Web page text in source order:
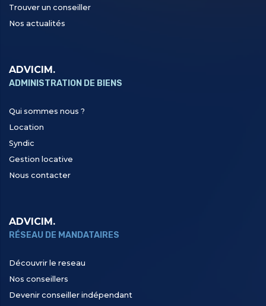
Trouver un conseiller
Nos actualités
ADVICIM.
ADMINISTRATION DE BIENS
Qui sommes nous ?
Location
Syndic
Gestion locative
Nous contacter
ADVICIM.
RÉSEAU DE MANDATAIRES
Découvrir le reseau
Nos conseillers
Devenir conseiller indépendant